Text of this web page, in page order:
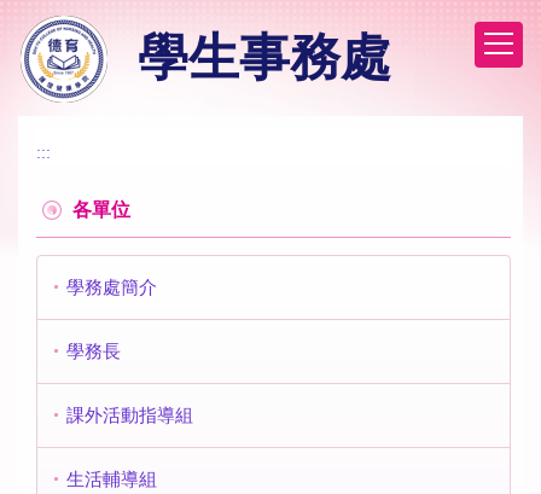
到
主
學生事務處
:::
各單位
學務處簡介
學務長
課外活動指導組
生活輔導組